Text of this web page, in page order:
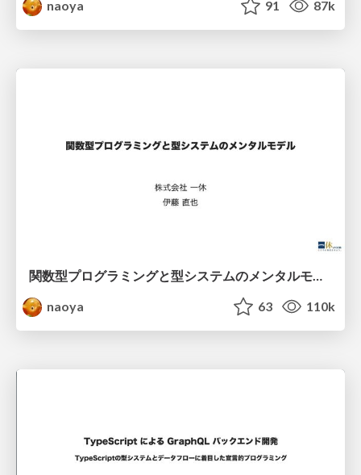
naoya 91 87k
naoya
63 110k